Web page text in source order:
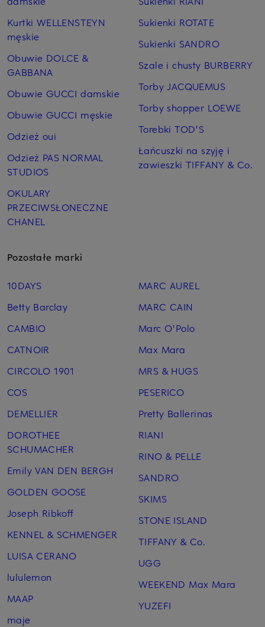
Kurtki WELLENSTEYN
męskie
Obuwie DOLCE &
GABBANA
Obuwie GUCCI damskie
Obuwie GUCCI męskie
Odzież oui
Odzież PAS NORMAL
STUDIOS
OKULARY
PRZECIWSŁONECZNE
CHANEL
Sukienki ROTATE
Sukienki SANDRO
Szale i chusty BURBERRY
Torby JACQUEMUS
Torby shopper LOEWE
Torebki TOD'S
Łańcuszki na szyję i
zawieszki TIFFANY & Co.
Pozostałe marki
10DAYS
Betty Barclay
CAMBIO
CATNOIR
CIRCOLO 1901
COS
DEMELLIER
DOROTHEE
SCHUMACHER
Emily VAN DEN BERGH
GOLDEN GOOSE
Joseph Ribkoff
KENNEL & SCHMENGER
LUISA CERANO
lululemon
MAAP
maje
MARC AUREL
MARC CAIN
Marc O'Polo
Max Mara
MRS & HUGS
PESERICO
Pretty Ballerinas
RIANI
RINO & PELLE
SANDRO
SKIMS
STONE ISLAND
TIFFANY & Co.
UGG
WEEKEND Max Mara
YUZEFI